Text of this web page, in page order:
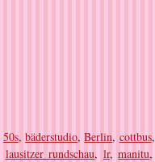
50s,bäderstudio,Berlin, cottbus
lausitzer rundschau, lr,manitu